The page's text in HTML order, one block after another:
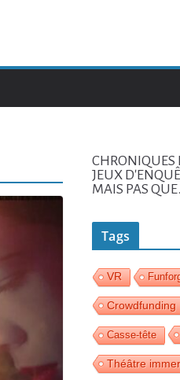
CHRONIQUES
JEUX
MAIS PAS QUE.
Tags
VR
Crowdfunding
Casse-tête
Théâtre